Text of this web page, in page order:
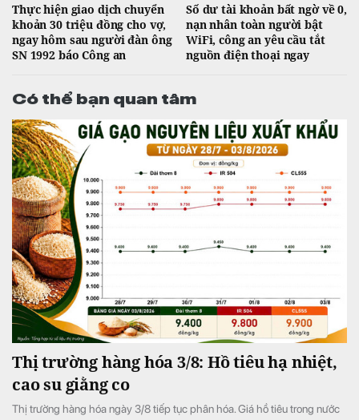
Thực hiện giao dịch chuyển
khoản 30 triệu đồng cho vợ,
ngay hôm sau người đàn ông
SN 1992 báo Công an
Số dư tài khoản bất ngờ về 0,
nạn nhân toàn người bật
WiFi, công an yêu cầu tắt
nguồn điện thoại ngay
Có thể bạn quan tâm
Thị trường hàng hóa 3/8: Hồ tiêu hạ nhiệt,
cao su giằng co
Thị trường hàng hóa ngày 3/8 tiếp tục phân hóa. Giá hồ tiêu trong nước